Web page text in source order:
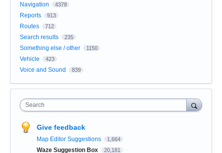
Navigation 4378
Reports 913
Routes 712
Search results 235
Something else / other 1150
Vehicle 423
Voice and Sound 839
Search
Give feedback
Map Editor Suggestions 1,664
Waze Suggestion Box 20,181